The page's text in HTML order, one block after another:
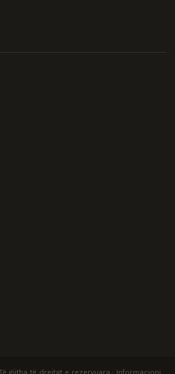
gjitha të drejtat e rezervuara · Informacioni